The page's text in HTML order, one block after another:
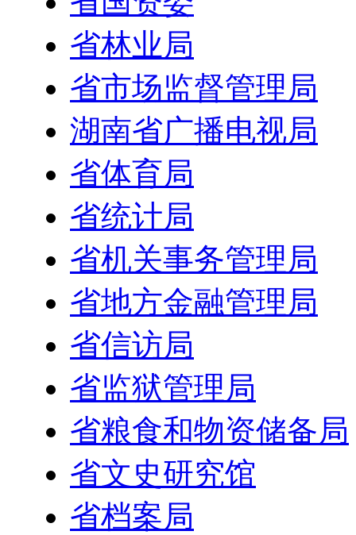
省林业局
省市场监督管理局
湖南省广播电视局
省体育局
省统计局
省机关事务管理局
省地方金融管理局
省信访局
省监狱管理局
省粮食和物资储备局
省文史研究馆
省档案局